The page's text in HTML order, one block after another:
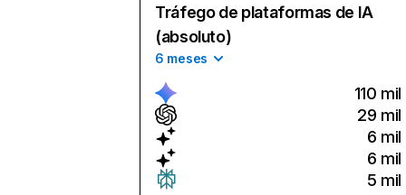
Tráfego de plataformas de IA
(absoluto)
6 meses
110 mil
29 mil
6 mil
6 mil
5 mil